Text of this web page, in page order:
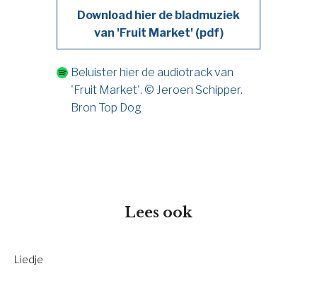
Download hier de bladmuziek
van 'Fruit Market' (pdf)
Beluister hier de audiotrack van
'Fruit Market'. © Jeroen Schipper.
Bron Top Dog
Lees ook
Liedje